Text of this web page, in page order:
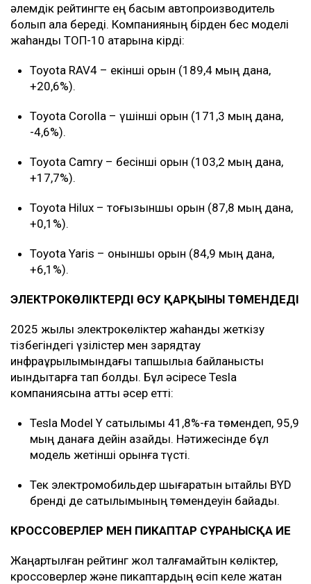
әлемдік рейтингте ең басым автопроизводитель
болып қала береді. Компанияның бірден бес моделі
жаһандық ТОП-10 қатарына кірді:
Toyota RAV4 – екінші орын (189,4 мың дана,
+20,6%).
Toyota Corolla – үшінші орын (171,3 мың дана,
-4,6%).
Toyota Camry – бесінші орын (103,2 мың дана,
+17,7%).
Toyota Hilux – тоғызыншы орын (87,8 мың дана,
+0,1%).
Toyota Yaris – оныншы орын (84,9 мың дана,
+6,1%).
ЭЛЕКТРОКӨЛІКТЕРДІҢ ӨСУ ҚАРҚЫНЫ ТӨМЕНДЕДІ
2025 жылы электрокөліктер жаһандық жеткізу
тізбегіндегі үзілістер мен зарядтау
инфрақұрылымындағы тапшылыққа байланысты
қиындықтарға тап болды. Бұл әсіресе Tesla
компаниясына қатты әсер етті:
Tesla Model Y сатылымы 41,8%-ға төмендеп, 95,9
мың данаға дейін азайды. Нәтижесінде бұл
модель жетінші орынға түсті.
Тек электромобильдер шығаратын қытайлық BYD
бренді де сатылымының төмендеуін байқады.
КРОССОВЕРЛЕР МЕН ПИКАПТАР СҰРАНЫСҚА ИЕ
Жаңартылған рейтинг жол талғамайтын көліктер,
кроссоверлер және пикаптардың өсіп келе жатқан